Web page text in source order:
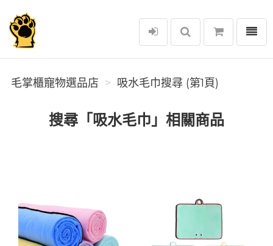
毛掌櫃寵物選品店
選單
毛掌櫃寵物選品店 吸水毛巾搜尋 (第1頁)
搜尋「吸水毛巾」相關商品